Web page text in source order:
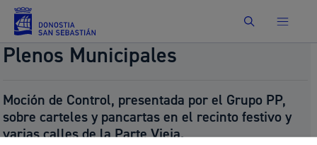
Buscar
Plenos Municipales
Moción de Control, presentada por el Grupo PP,
sobre carteles y pancartas en el recinto festivo y
varias calles de la Parte Vieja.